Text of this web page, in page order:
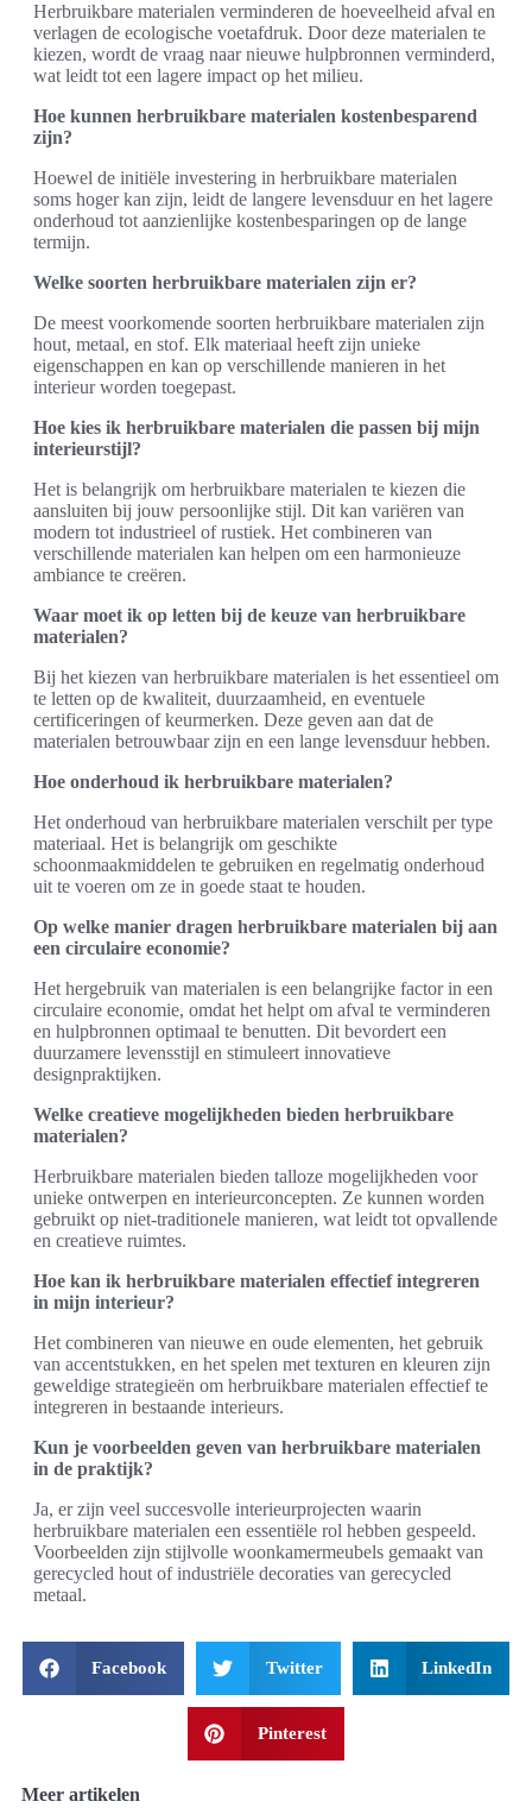
Herbruikbare materialen verminderen de hoeveelheid afval en
verlagen de ecologische voetafdruk. Door deze materialen te
kiezen, wordt de vraag naar nieuwe hulpbronnen verminderd,
wat leidt tot een lagere impact op het milieu.
Hoe kunnen herbruikbare materialen kostenbesparend
zijn?
Hoewel de initiële investering in herbruikbare materialen
soms hoger kan zijn, leidt de langere levensduur en het lagere
onderhoud tot aanzienlijke kostenbesparingen op de lange
termijn.
Welke soorten herbruikbare materialen zijn er?
De meest voorkomende soorten herbruikbare materialen zijn
hout, metaal, en stof. Elk materiaal heeft zijn unieke
eigenschappen en kan op verschillende manieren in het
interieur worden toegepast.
Hoe kies ik herbruikbare materialen die passen bij mijn
interieurstijl?
Het is belangrijk om herbruikbare materialen te kiezen die
aansluiten bij jouw persoonlijke stijl. Dit kan variëren van
modern tot industrieel of rustiek. Het combineren van
verschillende materialen kan helpen om een harmonieuze
ambiance te creëren.
Waar moet ik op letten bij de keuze van herbruikbare
materialen?
Bij het kiezen van herbruikbare materialen is het essentieel om
te letten op de kwaliteit, duurzaamheid, en eventuele
certificeringen of keurmerken. Deze geven aan dat de
materialen betrouwbaar zijn en een lange levensduur hebben.
Hoe onderhoud ik herbruikbare materialen?
Het onderhoud van herbruikbare materialen verschilt per type
materiaal. Het is belangrijk om geschikte
schoonmaakmiddelen te gebruiken en regelmatig onderhoud
uit te voeren om ze in goede staat te houden.
Op welke manier dragen herbruikbare materialen bij aan
een circulaire economie?
Het hergebruik van materialen is een belangrijke factor in een
circulaire economie, omdat het helpt om afval te verminderen
en hulpbronnen optimaal te benutten. Dit bevordert een
duurzamere levensstijl en stimuleert innovatieve
designpraktijken.
Welke creatieve mogelijkheden bieden herbruikbare
materialen?
Herbruikbare materialen bieden talloze mogelijkheden voor
unieke ontwerpen en interieurconcepten. Ze kunnen worden
gebruikt op niet-traditionele manieren, wat leidt tot opvallende
en creatieve ruimtes.
Hoe kan ik herbruikbare materialen effectief integreren
in mijn interieur?
Het combineren van nieuwe en oude elementen, het gebruik
van accentstukken, en het spelen met texturen en kleuren zijn
geweldige strategieën om herbruikbare materialen effectief te
integreren in bestaande interieurs.
Kun je voorbeelden geven van herbruikbare materialen
in de praktijk?
Ja, er zijn veel succesvolle interieurprojecten waarin
herbruikbare materialen een essentiële rol hebben gespeeld.
Voorbeelden zijn stijlvolle woonkamermeubels gemaakt van
gerecycled hout of industriële decoraties van gerecycled
metaal.
Facebook Twitter LinkedIn
Pinterest
Meer artikelen